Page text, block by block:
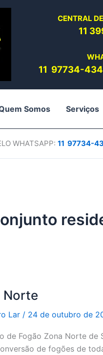
CENTRAL
11
11 97734-4
Somos Serviços
WHATSAPP: 11 97734-4
Norte
Lar / 24 de outubro de
de Fogão Zona Norte de
de fogões de